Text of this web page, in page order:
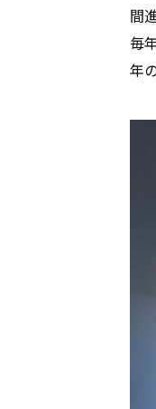
間
毎
年